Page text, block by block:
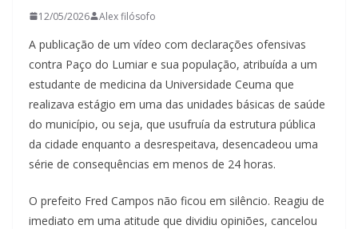
12/05/2026 Alex filósofo
A publicação de um vídeo com declarações ofensivas
contra Paço do Lumiar e sua população, atribuída a um
estudante de medicina da Universidade Ceuma que
realizava estágio em uma das unidades básicas de saúde
do município, ou seja, que usufruía da estrutura pública
da cidade enquanto a desrespeitava, desencadeou uma
série de consequências em menos de 24 horas.
O prefeito Fred Campos não ficou em silêncio. Reagiu de
imediato em uma atitude que dividiu opiniões, cancelou